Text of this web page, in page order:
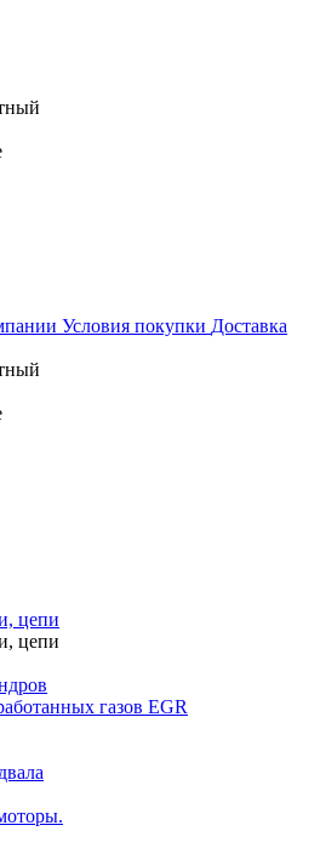
Условия покупки Доставка
цепи
цепи
газов EGR